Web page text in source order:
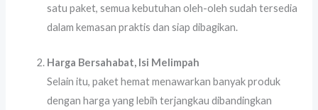
satu paket, semua kebutuhan oleh-oleh sudah tersedia
dalam kemasan praktis dan siap dibagikan.
Harga Bersahabat, Isi Melimpah
Selain itu, paket hemat menawarkan banyak produk
dengan harga yang lebih terjangkau dibandingkan